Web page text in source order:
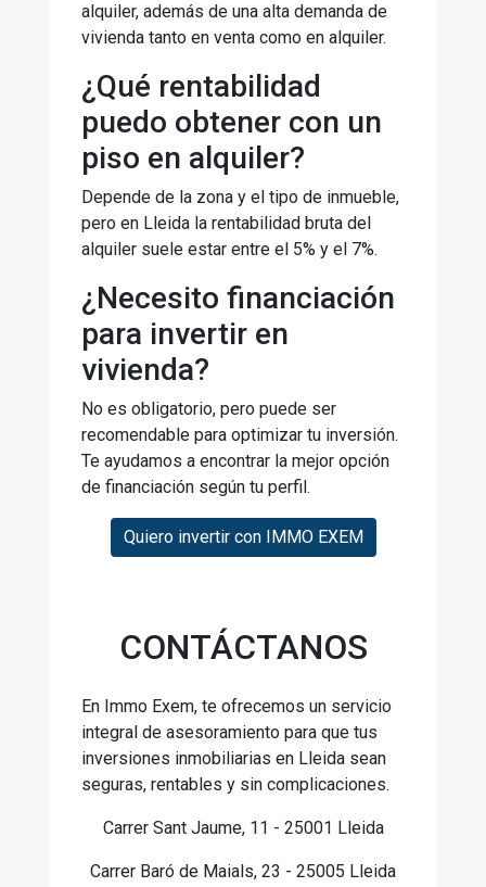
alquiler, además de una alta demanda de
vivienda tanto en venta como en alquiler.
¿Qué rentabilidad
puedo obtener con un
piso en alquiler?
Depende de la zona y el tipo de inmueble,
pero en Lleida la rentabilidad bruta del
alquiler suele estar entre el 5% y el 7%.
¿Necesito financiación
para invertir en
vivienda?
No es obligatorio, pero puede ser
recomendable para optimizar tu inversión.
Te ayudamos a encontrar la mejor opción
de financiación según tu perfil.
Quiero invertir con IMMO EXEM
CONTÁCTANOS
En Immo Exem, te ofrecemos un servicio
integral de asesoramiento para que tus
inversiones inmobiliarias en Lleida sean
seguras, rentables y sin complicaciones.
Carrer Sant Jaume, 11 - 25001 Lleida
Carrer Baró de Maials, 23 - 25005 Lleida